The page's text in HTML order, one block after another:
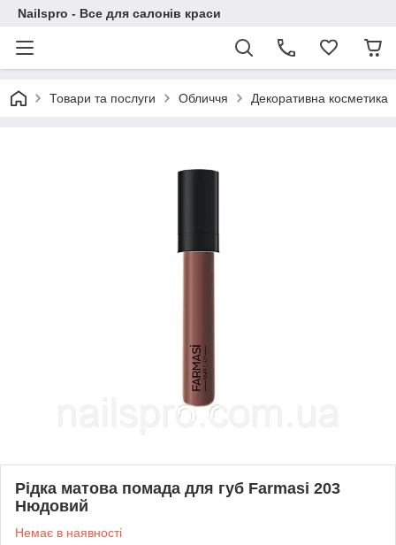
Nailspro - Все для салонів краси
Товари та послуги Обличчя Декоративна косметика
Рідка матова помада для губ Farmasi 203
Нюдовий
Немає в наявності